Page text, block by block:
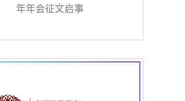
年年会征文启事